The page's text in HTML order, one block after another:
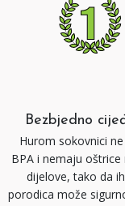
Bezbjedno
Hurom sokovnici
BPA i nemaju oštrice
dijelove, tako da
porodica može